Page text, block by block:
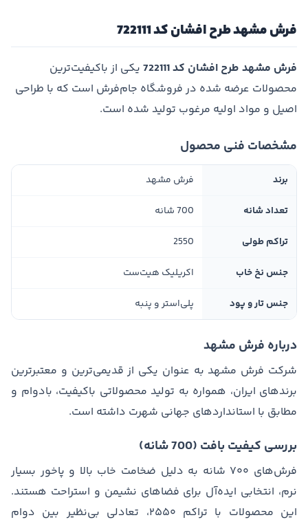
فرش مشهد طرح افشان کد 722111
فرش مشهد طرح افشان کد 722111
یکی از باکیفیت‌ترین
محصولات عرضه شده در فروشگاه جام‌فرش است که با طراحی
اصیل و مواد اولیه مرغوب تولید شده است.
مشخصات فنی محصول
برند فرش مشهد
تعداد شانه 700 شانه
تراکم طولی 2550
جنس نخ خاب اکریلیک هیت‌ست
جنس تار و پود پلی‌استر و پنبه
درباره فرش مشهد
شرکت فرش مشهد به عنوان یکی از قدیمی‌ترین و معتبرترین
برندهای ایران، همواره به تولید محصولاتی باکیفیت، بادوام و
مطابق با استانداردهای جهانی شهرت داشته است.
بررسی کیفیت بافت (700 شانه)
فرش‌های ۷۰۰ شانه به دلیل ضخامت خاب بالا و پاخور بسیار
نرم، انتخابی ایده‌آل برای فضاهای نشیمن و استراحت هستند.
این محصولات با تراکم ۲۵۵۰، تعادلی بی‌نظیر بین دوام